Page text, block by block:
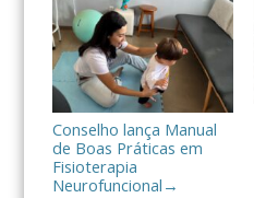
Conselho lança Manual
de Boas Práticas em
Fisioterapia
Neurofuncional →